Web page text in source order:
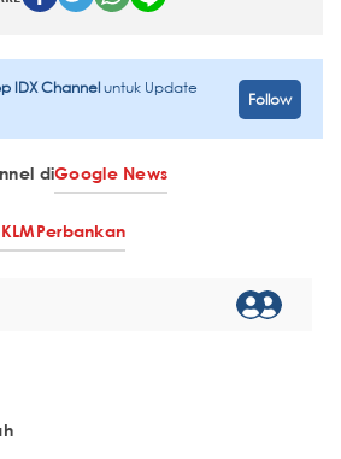
IDX Channeluntuk Update
Follow
diGoogle News
KLMPerbankan